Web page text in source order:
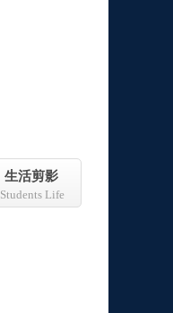
生活剪影
Students Life